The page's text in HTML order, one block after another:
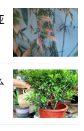
10天就将花盆浸
以了，这样可
斛，将植株清
修剪之后进行消